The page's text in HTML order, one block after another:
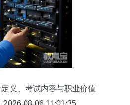
义、考试内容与职业价值
2026-08-06 11:01:35